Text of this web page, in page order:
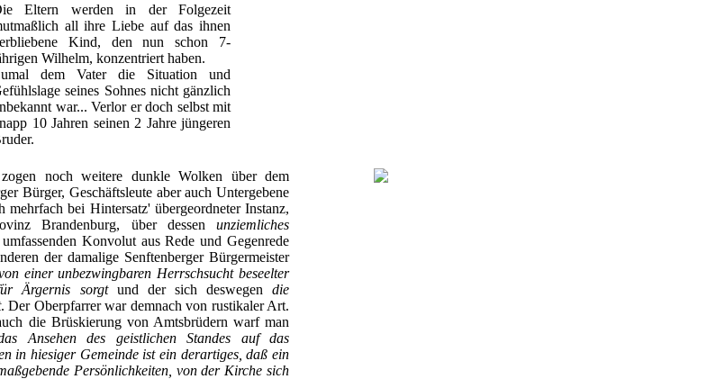
Eltern werden in der Folgezeit
all ihre Liebe auf das ihnen
Kind, den nun schon 7-
Wilhelm, konzentriert haben.
dem Vater die Situation und
seines Sohnes nicht gänzlich
war... Verlor er doch selbst mit
10 Jahren seinen 2 Jahre jüngeren
noch weitere dunkle Wolken über dem
Bürger, Geschäftsleute aber auch Untergebene
bei Hintersatz' übergeordneter Instanz,
Brandenburg, über dessen unziemliches
Konvolut aus Rede und Gegenrede
der damalige Senftenberger Bürgermeister
einer unbezwingbaren Herrschsucht beseelter
Ärgernis sorgtund der sich deswegendie
. Der Oberpfarrer war demnach von rustikaler Art.
die Brüskierung von Amtsbrüdern warf man
Ansehen des geistlichen Standes auf das
in hiesiger Gemeinde ist ein derartiges, daß ein
Persönlichkeiten, von der Kirche sich